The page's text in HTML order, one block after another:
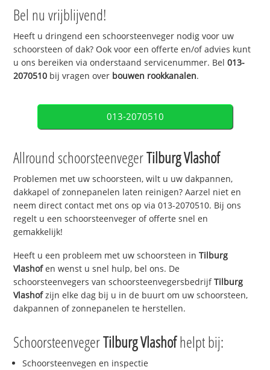
Bel nu vrijblijvend!
Heeft u dringend een schoorsteenveger nodig voor uw
schoorsteen of dak? Ook voor een offerte en/of advies kunt
u ons bereiken via onderstaand servicenummer. Bel013-
2070510 bij vragen over bouwen rookkanalen.
013-2070510
Allround schoorsteenvegerTilburg Vlashof
Problemen met uw schoorsteen, wilt u uw dakpannen,
dakkapel of zonnepanelen laten reinigen? Aarzel niet en
neem direct contact met ons op via 013-2070510. Bij ons
regelt u een schoorsteenveger of offerte snel en
gemakkelijk!
Heeft u een probleem met uw schoorsteen inTilburg
Vlashofen wenst u snel hulp, bel ons. De
schoorsteenvegers van schoorsteenvegersbedrijfTilburg
Vlashofzijn elke dag bij u in de buurt om uw schoorsteen,
dakpannen of zonnepanelen te herstellen.
SchoorsteenvegerTilburg Vlashofhelpt bij:
Schoorsteenvegen en inspectie